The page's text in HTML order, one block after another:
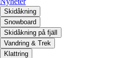
Skidåkning
Snowboard
Skidåkning på fjäll
Vandring & Trek
Klattring